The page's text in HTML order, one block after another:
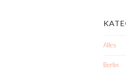
Alles
Berlin